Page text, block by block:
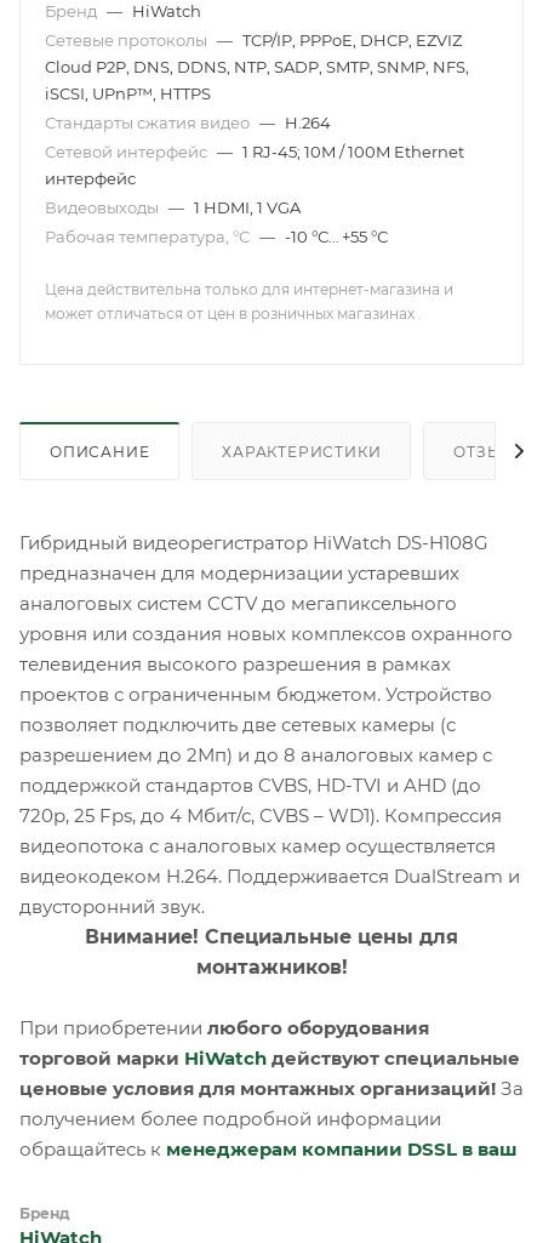
Бренд — HiWatch
Сетевые протоколы — TCP/IP, PPPoE, DHCP, EZVIZ
Cloud P2P, DNS, DDNS, NTP, SADP, SMTP, SNMP, NFS,
iSCSI, UPnP™, HTTPS
Стандарты сжатия видео — H.264
Сетевой интерфейс — 1 RJ-45; 10M / 100M Ethernet
интерфейс
Видеовыходы — 1 HDMI, 1 VGA
Рабочая температура, °С — -10 °С… +55 °С
Цена действительна только для интернет-магазина и
может отличаться от цен в розничных магазинах .
ОПИСАНИЕ ХАРАКТЕРИСТИКИ ОТЗЫВЫ
Гибридный видеорегистратор HiWatch DS-H108G
предназначен для модернизации устаревших
аналоговых систем CCTV до мегапиксельного
уровня или создания новых комплексов охранного
телевидения высокого разрешения в рамках
проектов с ограниченным бюджетом. Устройство
позволяет подключить две сетевых камеры (с
разрешением до 2Мп) и до 8 аналоговых камер с
поддержкой стандартов CVBS, HD-TVI и AHD (до
720p, 25 Fps, до 4 Мбит/с, CVBS – WD1). Компрессия
видеопотока с аналоговых камер осуществляется
видеокодеком H.264. Поддерживается DualStream и
двусторонний звук.
Внимание! Специальные цены для
монтажников!
При приобретении любого оборудования
торговой марки HiWatch действуют специальные
ценовые условия для монтажных организаций! За
получением более подробной информации
обращайтесь к менеджерам компании DSSL в ваш
Бренд
HiWatch